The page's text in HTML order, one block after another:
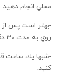
محلي انجام دهيد.
-بهتر است پس از
روي به مدت 30 دقيقه انجام دهيد.
-شبها يك ساعت
كنيد.